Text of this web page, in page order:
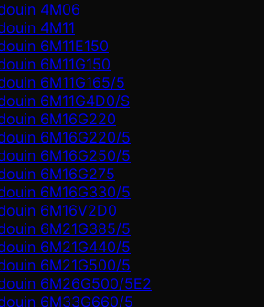
4М06
4М11
6M11E150
6M11G150
6M11G165/5
6M11G4D0/S
6M16G220
6M16G220/5
6M16G250/5
6M16G275
6M16G330/5
6M16V2D0
6M21G385/5
6M21G440/5
6M21G500/5
6M26G500/5E2
6M33G660/5